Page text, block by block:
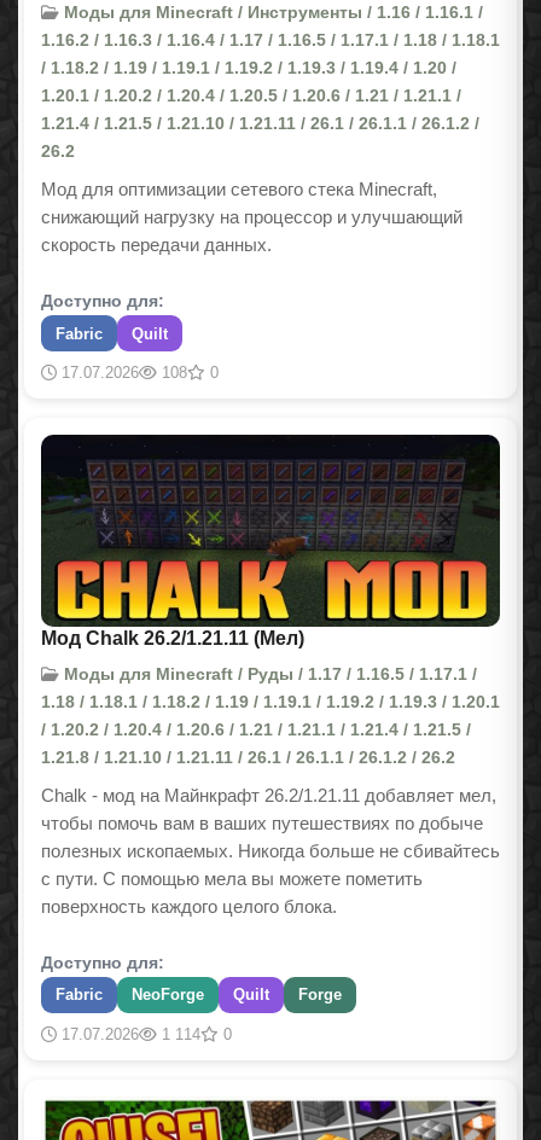
Моды для Minecraft / Инструменты / 1.16 / 1.16.1 /
1.16.2 / 1.16.3 / 1.16.4 / 1.17 / 1.16.5 / 1.17.1 / 1.18 / 1.18.1
/ 1.18.2 / 1.19 / 1.19.1 / 1.19.2 / 1.19.3 / 1.19.4 / 1.20 /
1.20.1 / 1.20.2 / 1.20.4 / 1.20.5 / 1.20.6 / 1.21 / 1.21.1 /
1.21.4 / 1.21.5 / 1.21.10 / 1.21.11 / 26.1 / 26.1.1 / 26.1.2 /
26.2
Мод для оптимизации сетевого стека Minecraft,
снижающий нагрузку на процессор и улучшающий
скорость передачи данных.
Доступно для:
Fabric Quilt
17.07.2026 108 0
Мод Chalk 26.2/1.21.11 (Мел)
Моды для Minecraft / Руды / 1.17 / 1.16.5 / 1.17.1 /
1.18 / 1.18.1 / 1.18.2 / 1.19 / 1.19.1 / 1.19.2 / 1.19.3 / 1.20.1
/ 1.20.2 / 1.20.4 / 1.20.6 / 1.21 / 1.21.1 / 1.21.4 / 1.21.5 /
1.21.8 / 1.21.10 / 1.21.11 / 26.1 / 26.1.1 / 26.1.2 / 26.2
Chalk - мод на Майнкрафт 26.2/1.21.11 добавляет мел,
чтобы помочь вам в ваших путешествиях по добыче
полезных ископаемых. Никогда больше не сбивайтесь
с пути. С помощью мела вы можете пометить
поверхность каждого целого блока.
Доступно для:
Fabric NeoForge Quilt Forge
17.07.2026 1 114 0